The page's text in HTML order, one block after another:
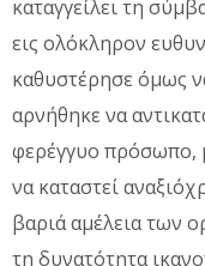
καταγγείλει τη
εις ολόκληρον
καθυστέρησε όμως
αρνήθηκε να
φερέγγυο πρόσωπο,
να καταστεί
βαριά αμέλεια των
τη δυνατότητα